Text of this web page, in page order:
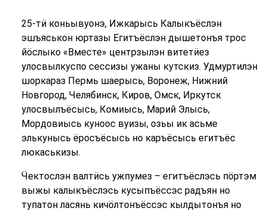
25-тӥ коньывуонэ, Ижкарысь Калыкъёслэн
эшъяськон юртазы Егитъёслэн дышетонъя трос
йӧслыко «Вместе» центрзылэн витетӥез
улосвылкуспо сессизы ужаны кутскиз. Удмуртилэн
шоркараз Пермь шаерысь, Воронеж, Нижний
Новгород, Челябинск, Киров, Омск, Иркутск
улосвылъёсысь, Комиысь, Марий Элысь,
Мордовиысь куноос вуизы, озьы ик асьме
элькунысь ёросъёсысь но каръёсысь егитъёс
люкаськизы.
Ӵектослэн валтӥсь ужпумез – егитъёслэсь пӧртэм
выжы калыкъёслэсь кусыпъёссэс радъян но
тупатон ласянь кичӧлтонъёссэс кылдытонъя но